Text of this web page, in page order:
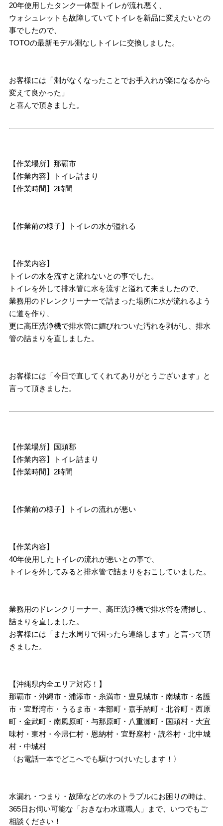
20年使用したタンク一体型トイレが流れ悪く、
ウォシュレットも故障していてトイレを新品に変えたいとの
事でしたので、
TOTOの最新モデル淵なしトイレに交換しました。
お客様には「淵がなくなったことでお手入れが楽になるから
変えて良かった」
と喜んで頂きました。
【作業場所】那覇市
【作業内容】トイレ詰まり
【作業時間】2時間
【作業前の様子】トイレの水が溢れる
【作業内容】
トイレの水を流すと流れないとの事でした。
トイレを外して排水管に水を流すと溢れて来ましたので、
業務用のドレンクリーナーで詰まった場所に水が流れるよう
に道を作り、
更に高圧洗浄機で排水管に媚びれついた汚れを剥がし、排水
管の詰まりを直しました。
お客様には「今日で直してくれてありがとうございます」と
言って頂きました。
【作業場所】国頭郡
【作業内容】トイレ詰まり
【作業時間】2時間
【作業前の様子】トイレの流れが悪い
【作業内容】
40年使用したトイレの流れが悪いとの事で、
トイレを外してみると排水管で詰まりをおこしていました。
業務用のドレンクリーナー、高圧洗浄機で排水管を清掃し、
詰まりを直しました。
お客様には「また水周りで困ったら連絡します」と言って頂
きました。
【沖縄県内全エリア対応！】
那覇市・沖縄市・浦添市・糸満市・豊見城市・南城市・名護
市・宜野湾市・うるま市・本部町・嘉手納町・北谷町・西原
町・金武町・南風原町・与那原町・八重瀬町・国頭村・大宜
味村・東村・今帰仁村・恩納村・宜野座村・読谷村・北中城
村・中城村
〈お電話一本でどこへでも駆けつけいたします！〉
水漏れ・つまり・故障などの水のトラブルにお困りの時は、
365日お伺い可能な「おきなわ水道職人」まで、いつでもご
相談ください！